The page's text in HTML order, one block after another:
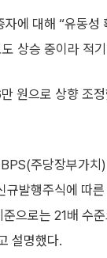
에 대해 “유동
상승 중이라 적
원으로 상향 조
주당장부가
발행주식에 따
으로는 21배 수
설명했다.